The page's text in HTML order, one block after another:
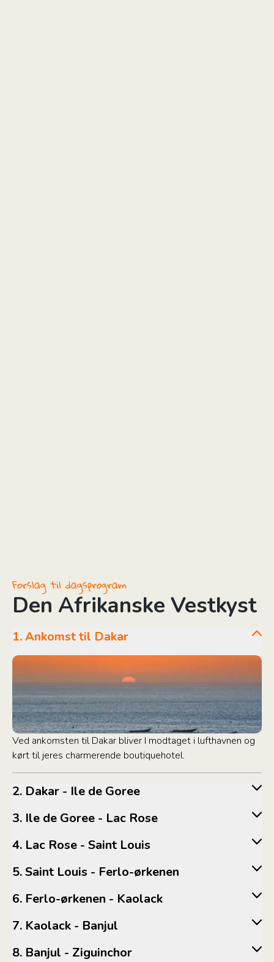
Forslag til dagsprogram
Den Afrikanske Vestkyst
1. Ankomst til Dakar
Ved ankomsten til Dakar bliver I modtaget i lufthavnen og
kørt til jeres charmerende boutiquehotel.
2. Dakar - Ile de Goree
3. Ile de Goree - Lac Rose
4. Lac Rose - Saint Louis
5. Saint Louis - Ferlo-ørkenen
6. Ferlo-ørkenen - Kaolack
7. Kaolack - Banjul
8. Banjul - Ziguinchor